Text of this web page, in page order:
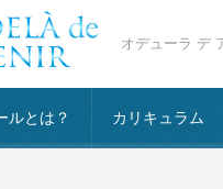
オデューラ デ
ルとは？ カリキュラム